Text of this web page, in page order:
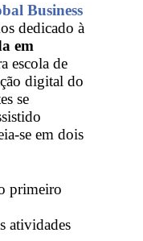
Business
dedicado à
em
escola de
digital do
se
se em dois
primeiro
atividades